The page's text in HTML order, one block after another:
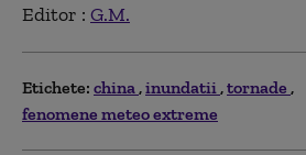
Editor : G.M.
Etichete: china inundatii tornade
fenomene meteo extreme